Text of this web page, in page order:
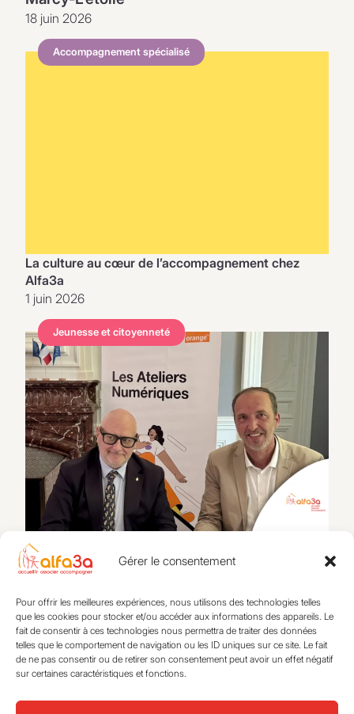
Gérer le consentement
Pour offrir les meilleures expériences, nous utilisons des technologies telles
que les cookies pour stocker et/ou accéder aux informations des appareils. Le
fait de consentir à ces technologies nous permettra de traiter des données
telles que le comportement de navigation ou les ID uniques sur ce site. Le fait
de ne pas consentir ou de retirer son consentement peut avoir un effet négatif
sur certaines caractéristiques et fonctions.
18 juin 2026
Accompagnement spécialisé
La culture au cœur de l’accompagnement chez
Alfa3a
1 juin 2026
Jeunesse et citoyenneté
Alfa3a x Orange : accompagner les jeunes face aux
enjeux du numérique
26 mai 2026
S’éveiller Actualités